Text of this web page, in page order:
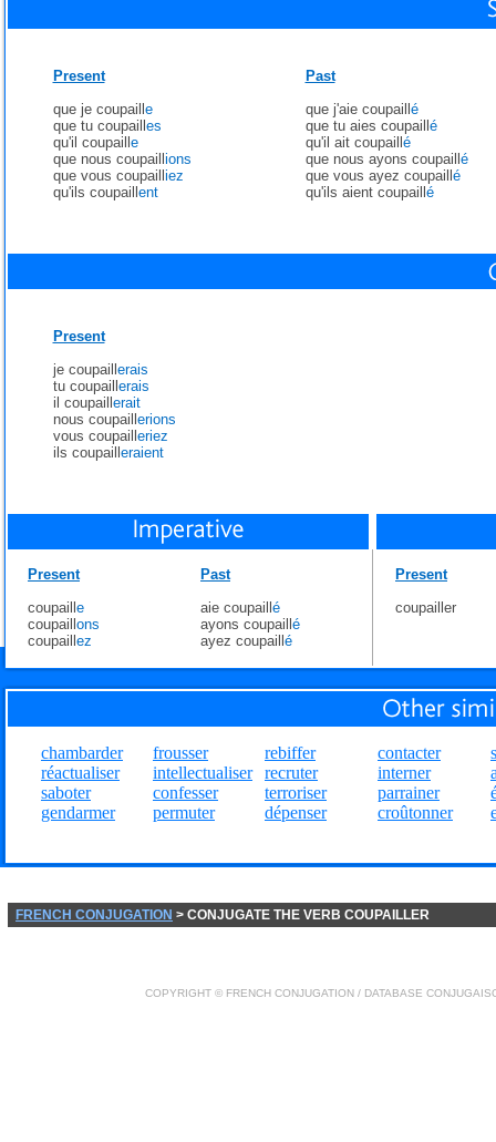
Present
que je coupaill e
que tu coupaill es
qu'il coupaill e
que nous coupaill ions
que vous coupaill iez
qu'ils coupaill ent
Past
que j'aie coupaill é
que tu aies coupaill é
qu'il ait coupaill é
que nous ayons coupaill é
que vous ayez coupaill é
qu'ils aient coupaill é
Present
je coupaill erais
tu coupaill erais
il coupaill erait
nous coupaill erions
vous coupaill eriez
ils coupaill eraient
Present
coupaill e
coupaill ons
coupaill ez
Past
aie coupaill é
ayons coupaill é
ayez coupaill é
Present
coupailler
chambarder
réactualiser
saboter
gendarmer
frousser
intellectualiser
confesser
permuter
rebiffer
recruter
terroriser
dépenser
contacter
interner
parrainer
croûtonner
FRENCH CONJUGATION > CONJUGATE THE VERB COUPAILLER
COPYRIGHT © FRENCH CONJUGATION / DATABASE